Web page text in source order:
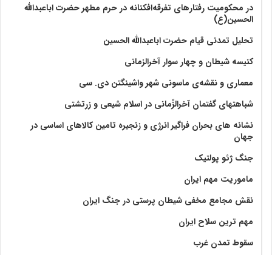
در محکومیت رفتارهای تفرقه‌افکنانه در حرم مطهر حضرت اباعبدالله
الحسین(ع)
تحلیل تمدنی قیام حضرت اباعبدالله الحسین
کنیسه شیطان و چهار سوار آخرالزمانی
معماری و نقشه‌ی ماسونی شهر واشينگتن دی. سی
شباهتهای گفتمان آخر‌الزّمانی در اسلام شیعی و زرتشتی
نشانه های بحران فراگیر انرژی و زنجیره تامین کالاهای اساسی در
جهان
جنگ ژئو پولتیک
ماموریت مهم ایران
نقش مجامع مخفی شیطان پرستی در جنگ ایران
مهم ترین سلاح ایران
سقوط تمدن غرب